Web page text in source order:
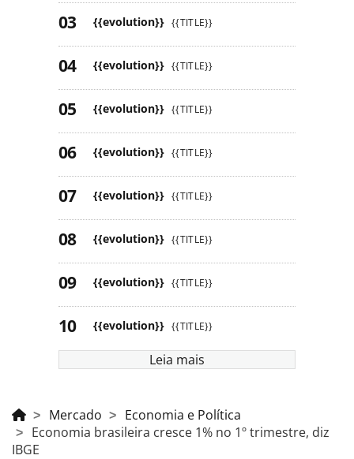
{{evolution}} {{TITLE}}
{{evolution}} {{TITLE}}
{{evolution}} {{TITLE}}
{{evolution}} {{TITLE}}
{{evolution}} {{TITLE}}
{{evolution}} {{TITLE}}
{{evolution}} {{TITLE}}
{{evolution}} {{TITLE}}
Leia mais
Mercado
Economia e Política
Economia brasileira cresce 1% no 1º trimestre, diz
IBGE